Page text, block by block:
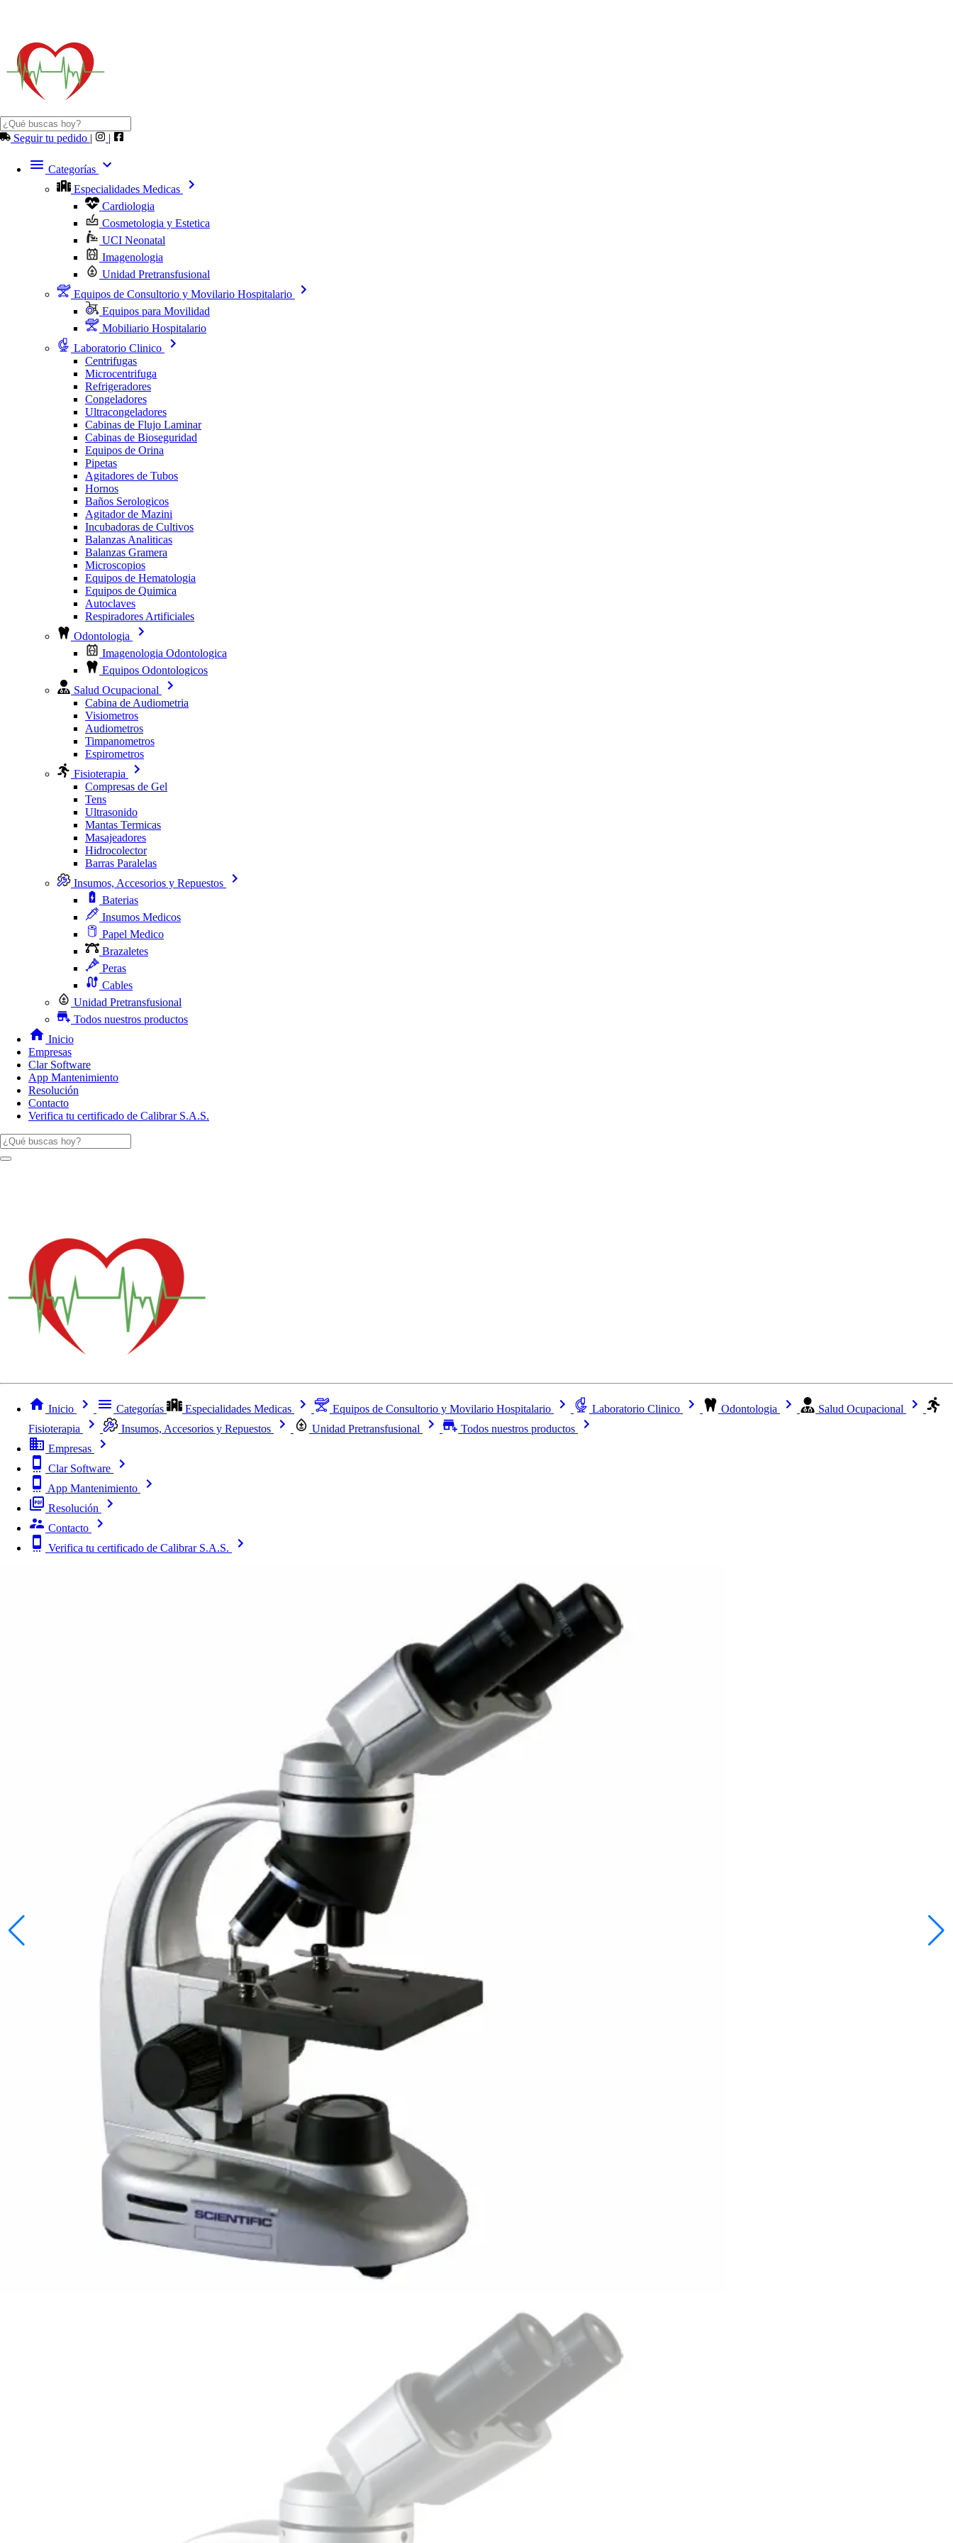
Seguir tu pedido | |
Categorías
Especialidades Medicas
Cardiologia
Cosmetologia y Estetica
UCI Neonatal
Imagenologia
Unidad Pretransfusional
Equipos de Consultorio y Movilario Hospitalario
Equipos para Movilidad
Mobiliario Hospitalario
Laboratorio Clinico
Centrifugas
Microcentrifuga
Refrigeradores
Congeladores
Ultracongeladores
Cabinas de Flujo Laminar
Cabinas de Bioseguridad
Equipos de Orina
Pipetas
Agitadores de Tubos
Hornos
Baños Serologicos
Agitador de Mazini
Incubadoras de Cultivos
Balanzas Analiticas
Balanzas Gramera
Microscopios
Equipos de Hematologia
Equipos de Quimica
Autoclaves
Respiradores Artificiales
Odontologia
Imagenologia Odontologica
Equipos Odontologicos
Salud Ocupacional
Cabina de Audiometria
Visiometros
Audiometros
Timpanometros
Espirometros
Fisioterapia
Compresas de Gel
Tens
Ultrasonido
Mantas Termicas
Masajeadores
Hidrocolector
Barras Paralelas
Insumos, Accesorios y Repuestos
Baterias
Insumos Medicos
Papel Medico
Brazaletes
Peras
Cables
Unidad Pretransfusional
Todos nuestros productos
Inicio
Empresas
Clar Software
App Mantenimiento
Resolución
Contacto
Verifica tu certificado de Calibrar S.A.S.
Inicio Categorías Especialidades Medicas Equipos de Consultorio y Movilario Hospitalario Laboratorio Clinico Odontologia
Salud Ocupacional
Fisioterapia
Insumos, Accesorios y Repuestos Unidad Pretransfusional
Todos nuestros productos
Empresas
Clar Software
App Mantenimiento
Resolución
Contacto
Verifica tu certificado de Calibrar S.A.S.